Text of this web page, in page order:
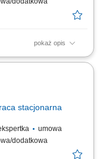
pokaż opis
wysokie standardy
Zadzwonimy w celu
lekarza specjalisty
stacjonarna
umowa
dodatkowa